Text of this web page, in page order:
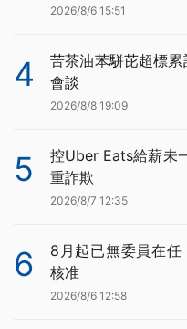
2026/8/6 15:51
4
苦茶油苯駢芘超標
會談
2026/8/8 19:09
5
控Uber Eats給薪未
重詐欺
2026/8/7 12:35
6
8月起已無委員在
核准
2026/8/6 12:58